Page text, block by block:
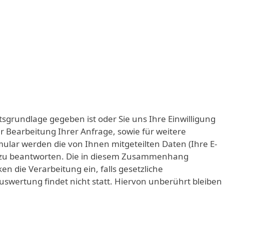
gegeben ist oder Sie uns Ihre Einwilligung
Bearbeitung Ihrer Anfrage, sowie für weitere
werden die von Ihnen mitgeteilten Daten (Ihre E-
beantworten. Die in diesem Zusammenhang
die Verarbeitung ein, falls gesetzliche
findet nicht statt. Hiervon unberührt bleiben